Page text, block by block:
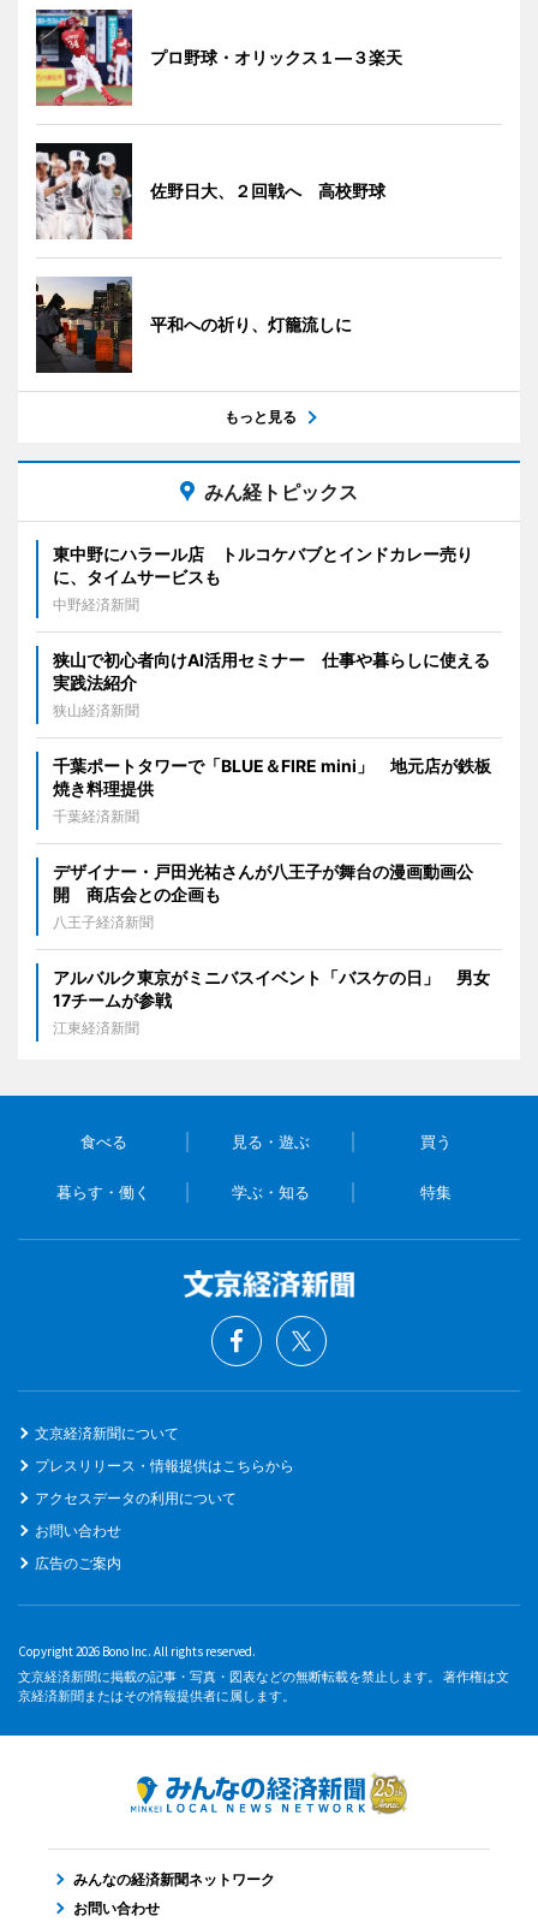
プロ野球・オリックス１―３楽天
佐野日大、２回戦へ 高校野球
平和への祈り、灯籠流しに
もっと見る
みん経トピックス
東中野にハラール店 トルコケバブとインドカレー売り
に、タイムサービスも
中野経済新聞
狭山で初心者向けAI活用セミナー 仕事や暮らしに使える
実践法紹介
狭山経済新聞
千葉ポートタワーで「BLUE＆FIRE mini」 地元店が鉄板
焼き料理提供
千葉経済新聞
デザイナー・戸田光祐さんが八王子が舞台の漫画動画公
開 商店会との企画も
八王子経済新聞
アルバルク東京がミニバスイベント「バスケの日」 男女
17チームが参戦
江東経済新聞
食べる 見る・遊ぶ 買う
暮らす・働く 学ぶ・知る 特集
文京経済新聞について
プレスリリース・情報提供はこちらから
アクセスデータの利用について
お問い合わせ
広告のご案内
Copyright 2026 Bono Inc. All rights reserved.
文京経済新聞に掲載の記事・写真・図表などの無断転載を禁止します。 著作権は文
京経済新聞またはその情報提供者に属します。
みんなの経済新聞ネットワーク
お問い合わせ